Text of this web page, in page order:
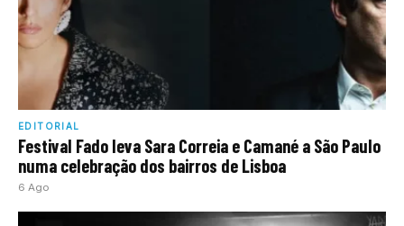
EDITORIAL
Festival Fado leva Sara Correia e Camané a São Paulo
numa celebração dos bairros de Lisboa
6 Ago